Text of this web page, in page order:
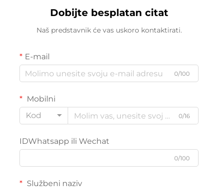
Dobijte besplatan citat
Naš predstavnik će vas uskoro kontaktirati.
E-mail
0/100
Mobilni
Kod
0/16
IDWhatsapp ili Wechat
0/100
Službeni naziv